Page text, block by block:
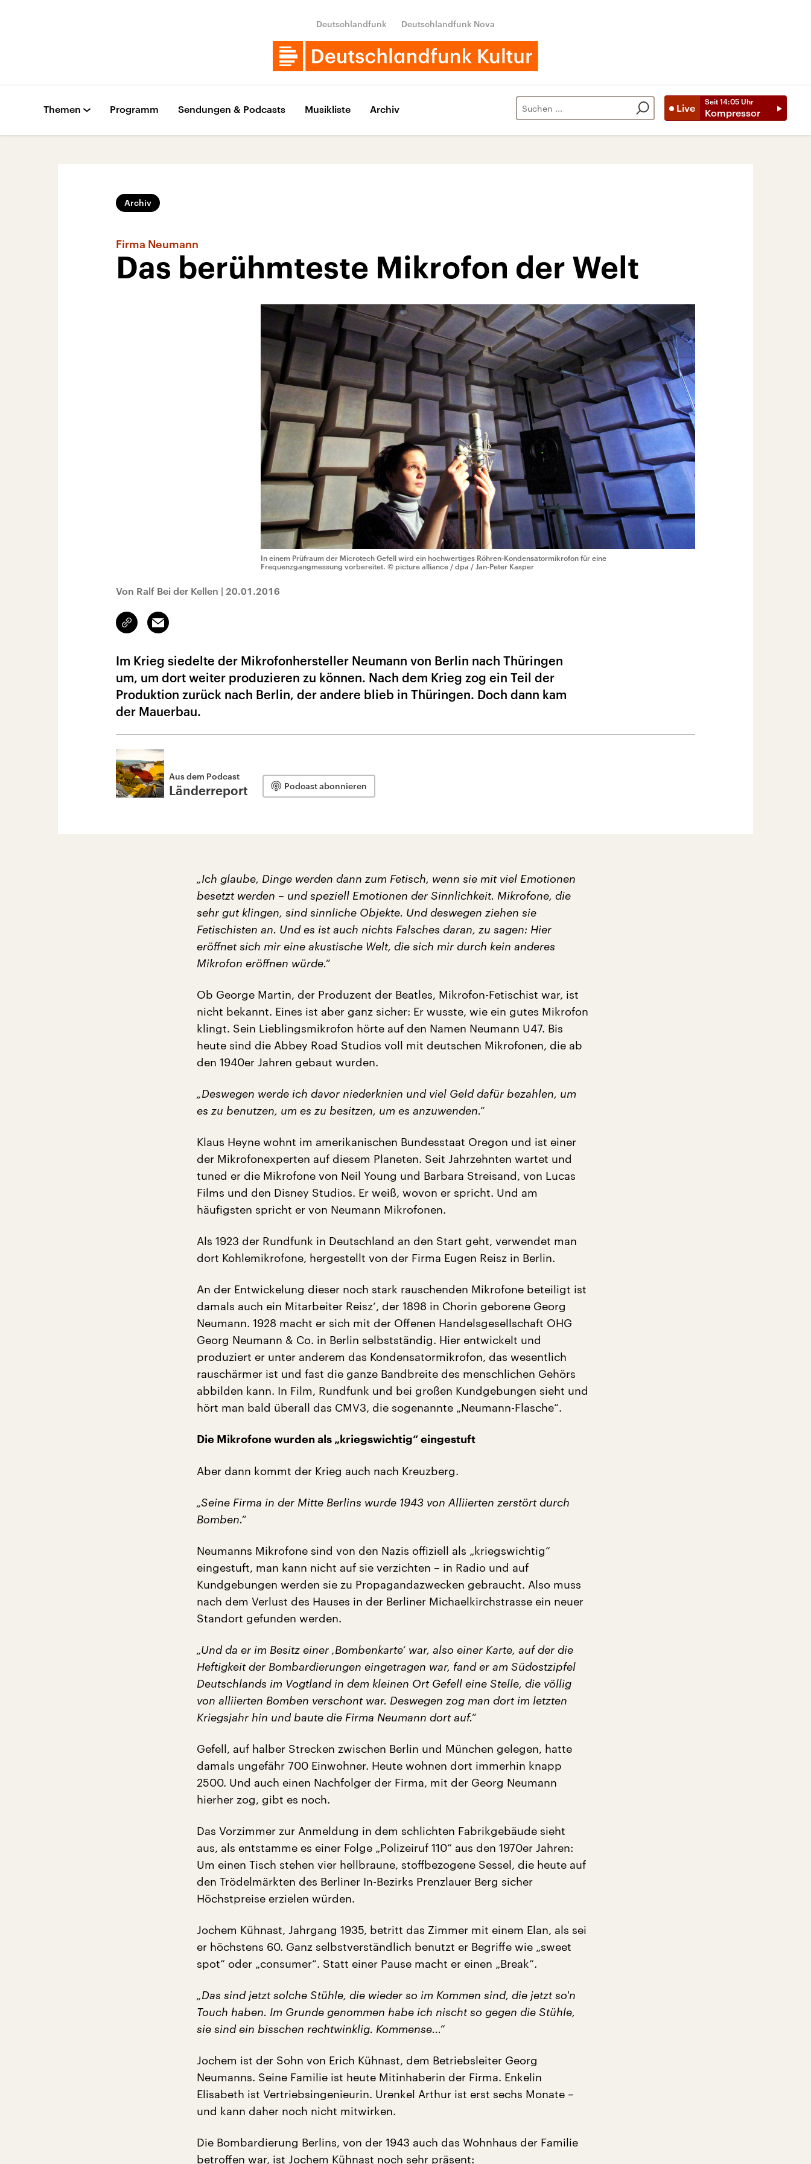
Deutschlandfunk Deutschlandfunk Nova
Live
Seit 14:05 Uhr
Kompressor
Themen Programm Sendungen & Podcasts Musikliste Archiv
Archiv
Firma Neumann
Das berühmteste Mikrofon der Welt
In einem Prüfraum der Microtech Gefell wird ein hochwertiges Röhren-Kondensatormikrofon für eine
Frequenzgangmessung vorbereitet. © picture alliance / dpa / Jan-Peter Kasper
Von Ralf Bei der Kellen | 20.01.2016
Link
kopieren/teilen
Email
Im Krieg siedelte der Mikrofonhersteller Neumann von Berlin nach Thüringen
um, um dort weiter produzieren zu können. Nach dem Krieg zog ein Teil der
Produktion zurück nach Berlin, der andere blieb in Thüringen. Doch dann kam
der Mauerbau.
Aus dem Podcast
Länderreport Podcast abonnieren
„Ich glaube, Dinge werden dann zum Fetisch, wenn sie mit viel Emotionen
besetzt werden – und speziell Emotionen der Sinnlichkeit. Mikrofone, die
sehr gut klingen, sind sinnliche Objekte. Und deswegen ziehen sie
Fetischisten an. Und es ist auch nichts Falsches daran, zu sagen: Hier
eröffnet sich mir eine akustische Welt, die sich mir durch kein anderes
Mikrofon eröffnen würde.“
Ob George Martin, der Produzent der Beatles, Mikrofon-Fetischist war, ist
nicht bekannt. Eines ist aber ganz sicher: Er wusste, wie ein gutes Mikrofon
klingt. Sein Lieblingsmikrofon hörte auf den Namen Neumann U47. Bis
heute sind die Abbey Road Studios voll mit deutschen Mikrofonen, die ab
den 1940er Jahren gebaut wurden.
„Deswegen werde ich davor niederknien und viel Geld dafür bezahlen, um
es zu benutzen, um es zu besitzen, um es anzuwenden.“
Klaus Heyne wohnt im amerikanischen Bundesstaat Oregon und ist einer
der Mikrofonexperten auf diesem Planeten. Seit Jahrzehnten wartet und
tuned er die Mikrofone von Neil Young und Barbara Streisand, von Lucas
Films und den Disney Studios. Er weiß, wovon er spricht. Und am
häufigsten spricht er von Neumann Mikrofonen.
Als 1923 der Rundfunk in Deutschland an den Start geht, verwendet man
dort Kohlemikrofone, hergestellt von der Firma Eugen Reisz in Berlin.
An der Entwickelung dieser noch stark rauschenden Mikrofone beteiligt ist
damals auch ein Mitarbeiter Reisz‘, der 1898 in Chorin geborene Georg
Neumann. 1928 macht er sich mit der Offenen Handelsgesellschaft OHG
Georg Neumann & Co. in Berlin selbstständig. Hier entwickelt und
produziert er unter anderem das Kondensatormikrofon, das wesentlich
rauschärmer ist und fast die ganze Bandbreite des menschlichen Gehörs
abbilden kann. In Film, Rundfunk und bei großen Kundgebungen sieht und
hört man bald überall das CMV3, die sogenannte „Neumann-Flasche“.
Die Mikrofone wurden als „kriegswichtig“ eingestuft
Aber dann kommt der Krieg auch nach Kreuzberg.
„Seine Firma in der Mitte Berlins wurde 1943 von Alliierten zerstört durch
Bomben.“
Neumanns Mikrofone sind von den Nazis offiziell als „kriegswichtig“
eingestuft, man kann nicht auf sie verzichten – in Radio und auf
Kundgebungen werden sie zu Propagandazwecken gebraucht. Also muss
nach dem Verlust des Hauses in der Berliner Michaelkirchstrasse ein neuer
Standort gefunden werden.
„Und da er im Besitz einer ‚Bombenkarte‘ war, also einer Karte, auf der die
Heftigkeit der Bombardierungen eingetragen war, fand er am Südostzipfel
Deutschlands im Vogtland in dem kleinen Ort Gefell eine Stelle, die völlig
von alliierten Bomben verschont war. Deswegen zog man dort im letzten
Kriegsjahr hin und baute die Firma Neumann dort auf.“
Gefell, auf halber Strecken zwischen Berlin und München gelegen, hatte
damals ungefähr 700 Einwohner. Heute wohnen dort immerhin knapp
2500. Und auch einen Nachfolger der Firma, mit der Georg Neumann
hierher zog, gibt es noch.
Das Vorzimmer zur Anmeldung in dem schlichten Fabrikgebäude sieht
aus, als entstamme es einer Folge „Polizeiruf 110“ aus den 1970er Jahren:
Um einen Tisch stehen vier hellbraune, stoffbezogene Sessel, die heute auf
den Trödelmärkten des Berliner In-Bezirks Prenzlauer Berg sicher
Höchstpreise erzielen würden.
Jochem Kühnast, Jahrgang 1935, betritt das Zimmer mit einem Elan, als sei
er höchstens 60. Ganz selbstverständlich benutzt er Begriffe wie „sweet
spot“ oder „consumer“. Statt einer Pause macht er einen „Break“.
„Das sind jetzt solche Stühle, die wieder so im Kommen sind, die jetzt so'n
Touch haben. Im Grunde genommen habe ich nischt so gegen die Stühle,
sie sind ein bisschen rechtwinklig. Kommense...“
Jochem ist der Sohn von Erich Kühnast, dem Betriebsleiter Georg
Neumanns. Seine Familie ist heute Mitinhaberin der Firma. Enkelin
Elisabeth ist Vertriebsingenieurin. Urenkel Arthur ist erst sechs Monate –
und kann daher noch nicht mitwirken.
Die Bombardierung Berlins, von der 1943 auch das Wohnhaus der Familie
betroffen war, ist Jochem Kühnast noch sehr präsent: